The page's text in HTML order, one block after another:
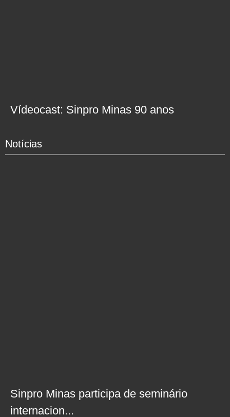
Vídeocast: Sinpro Minas 90 anos
Notícias
Sinpro Minas participa de seminário
internacion...